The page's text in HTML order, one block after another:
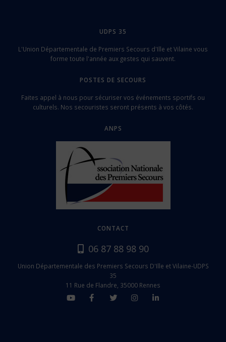
UDPS 35
L'Union Départementale de Premiers Secours d'Ille et Vilaine vous
forme toute l'année aux gestes qui sauvent.
POSTES DE SECOURS
Faites appel à nous pour sécuriser vos événements sportifs ou
culturels. Nos secouristes seront présents à vos côtés.
ANPS
CONTACT
06 87 88 98 90
Union Départementale des Premiers Secours D'Ille et Vilaine-UDPS
35
11 Rue de Flandre, 35000 Rennes